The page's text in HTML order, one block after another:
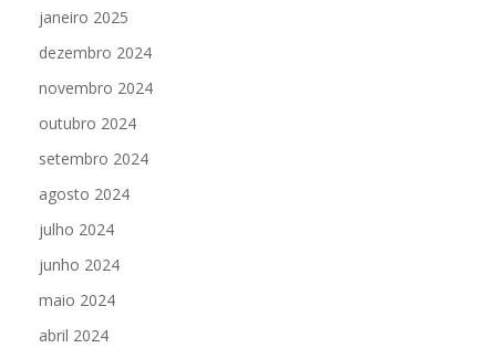
janeiro 2025
dezembro 2024
novembro 2024
outubro 2024
setembro 2024
agosto 2024
julho 2024
junho 2024
maio 2024
abril 2024